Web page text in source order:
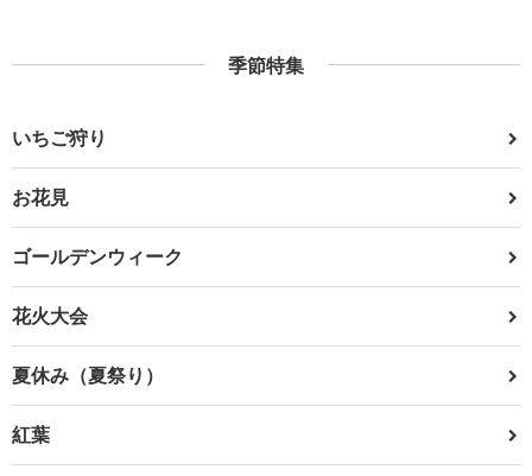
季節特集
いちご狩り
お花見
ゴールデンウィーク
花火大会
夏休み（夏祭り）
紅葉